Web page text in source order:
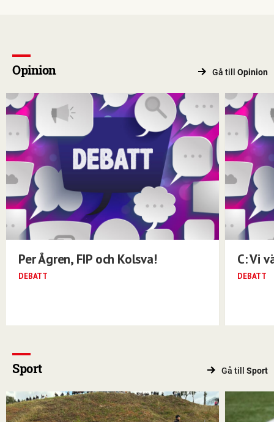
Opinion Gå till Opinion
Per Ågren, FIP och Kolsva!
DEBATT
C: Vi
DEBATT
Sport Gå till Sport